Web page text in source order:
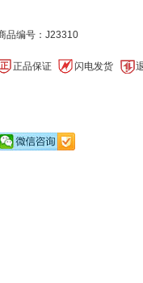
品编号：J23310
正品保证 闪电发货